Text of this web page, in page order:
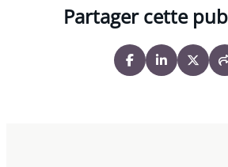
Partager cette